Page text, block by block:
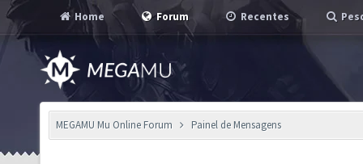
Home Forum Recentes
MEGAMU Mu Online Forum Painel de Mensagens